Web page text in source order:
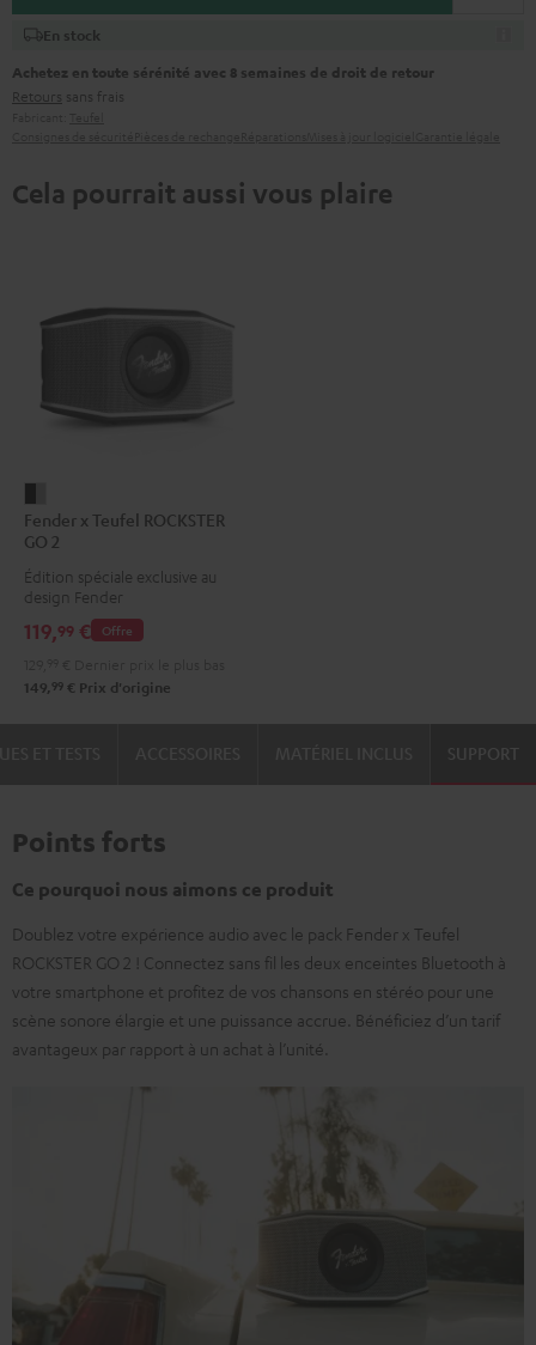
En stock
Achetez en toute sérénité avec 8 semaines de droit de retour
Retours sans frais
Cela pourrait aussi vous plaire
x
Teufel
ROCKSTER
GO
2
&
Fender x Teufel ROCKSTER
GO 2
Édition spéciale exclusive au
design Fender
Offre
119,99 €
149, 99 € Prix d'origine
SUPPORT
Points forts
Ce pourquoi nous aimons ce produit
Doublez votre expérience audio avec le pack Fender x Teufel
ROCKSTER GO 2 ! Connectez sans fil les deux enceintes Bluetooth à
votre smartphone et profitez de vos chansons en stéréo pour une
scène sonore élargie et une puissance accrue. Bénéficiez d’un tarif
avantageux par rapport à un achat à l’unité.